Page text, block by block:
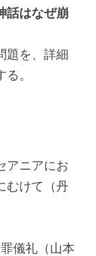
話はなぜ崩
題を、詳細
。
ニアにお
むけて（丹
儀礼（山本